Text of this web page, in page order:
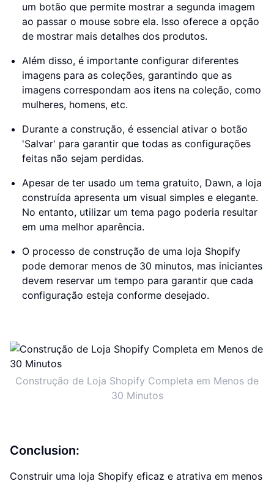
um botão que permite mostrar a segunda imagem
ao passar o mouse sobre ela. Isso oferece a opção
de mostrar mais detalhes dos produtos.
Além disso, é importante configurar diferentes
imagens para as coleções, garantindo que as
imagens correspondam aos itens na coleção, como
mulheres, homens, etc.
Durante a construção, é essencial ativar o botão
'Salvar' para garantir que todas as configurações
feitas não sejam perdidas.
Apesar de ter usado um tema gratuito, Dawn, a loja
construída apresenta um visual simples e elegante.
No entanto, utilizar um tema pago poderia resultar
em uma melhor aparência.
O processo de construção de uma loja Shopify
pode demorar menos de 30 minutos, mas iniciantes
devem reservar um tempo para garantir que cada
configuração esteja conforme desejado.
Construção de Loja Shopify Completa em Menos de
30 Minutos
Conclusion:
Construir uma loja Shopify eficaz e atrativa em menos